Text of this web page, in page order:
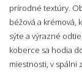
prírodné textúry.
béžová a krémová,
sýte a výrazné
koberce sa hodia
miestnosti, v spálni